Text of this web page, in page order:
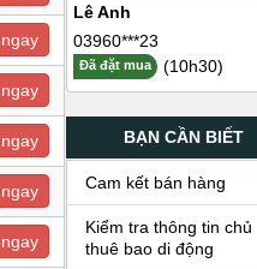
Lê Anh
03960***23
Đã đặt mua (10h30)
BẠN CẦN BIẾT
Cam kết bán hàng
Kiểm tra thông tin chủ
thuê bao di động